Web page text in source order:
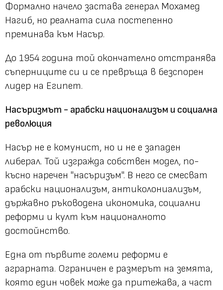
Формално начело застава генерал Мохамед
Нагиб, но реалната сила постепенно
преминава към Насър.
До 1954 година той окончателно отстранява
съперниците си и се превръща в безспорен
лидер на Египет.
Насъризмът - арабски национализъм и социална
революция
Насър не е комунист, но и не е западен
либерал. Той изгражда собствен модел, по-
късно наречен "насъризъм". В него се смесват
арабски национализъм, антиколониализъм,
държавно ръководена икономика, социални
реформи и култ към националното
достойнство.
Една от първите големи реформи е
аграрната. Ограничен е размерът на земята,
която един човек може да притежава, а част